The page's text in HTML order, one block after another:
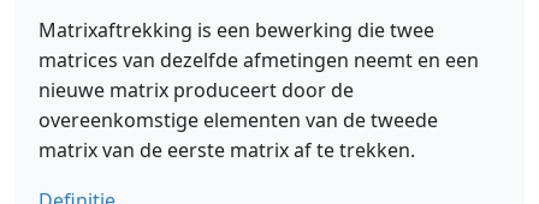
Matrixaftrekking is een bewerking die twee
matrices van dezelfde afmetingen neemt en een
nieuwe matrix produceert door de
overeenkomstige elementen van de tweede
matrix van de eerste matrix af te trekken.